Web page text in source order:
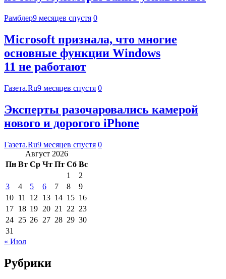
Рамблер9 месяцев спустя 0
Microsoft признала, что многие
основные функции Windows
11 не работают
Газета.Ru9 месяцев спустя 0
Эксперты разочаровались камерой
нового и дорогого iPhone
Газета.Ru9 месяцев спустя 0
Август 2026
Пн Вт Ср Чт Пт Сб Вс
1
2
3
4 5 6 7 8
9
10 11 12 13 14 15 16
17 18 19 20 21 22 23
24 25 26 27 28 29 30
31
« Июл
Рубрики